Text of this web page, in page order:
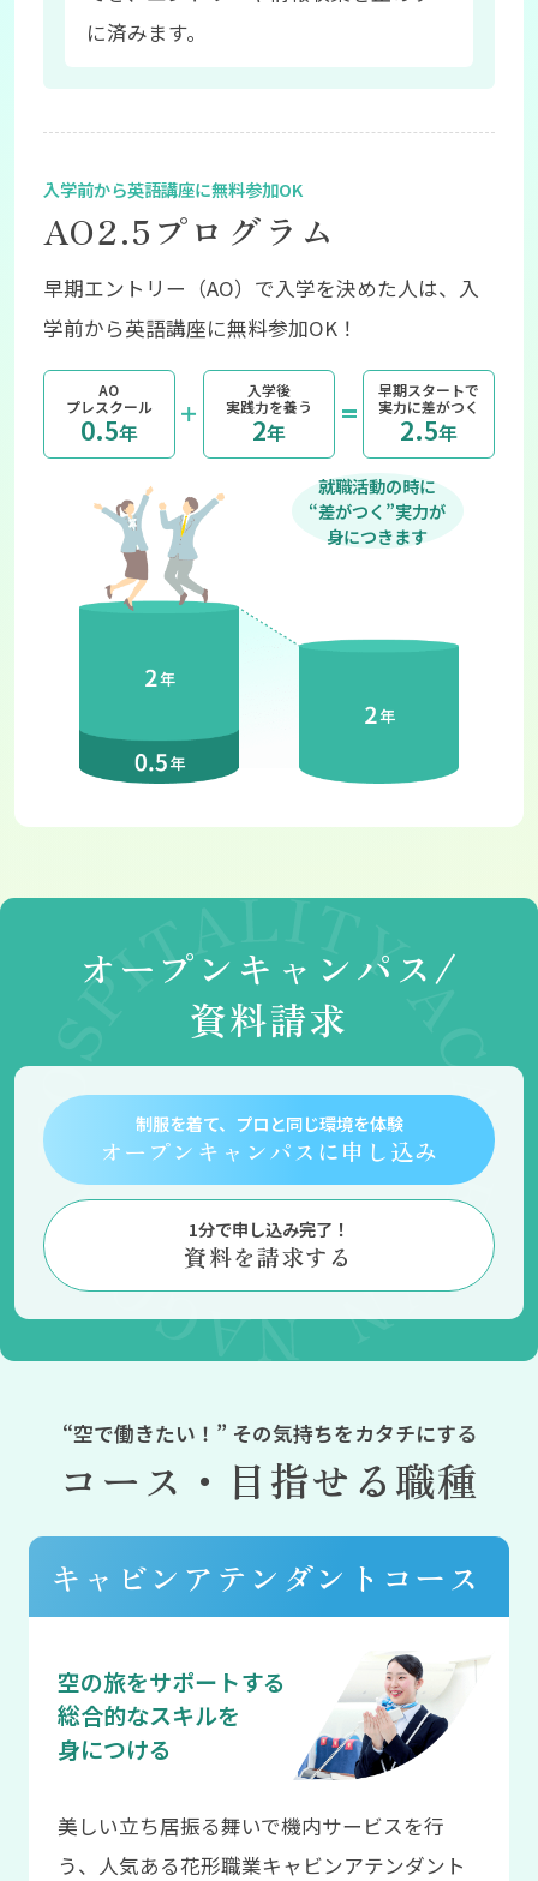
に済みます。
AO2.5プログラム
早期エントリー（AO）で入学を決めた人は、入
学前から英語講座に無料参加OK！
AO
プレスクール
0.5年 プラス
入学後
実践力を養う
2年 イコール
早期スタートで
実力に差がつく
2.5年
就職活動の時に
“差がつく”実力が
身につきます
オープンキャンパス/
資料請求
制服を着て、プロと同じ環境を体験
オープンキャンパスに申し込み
1分で申し込み完了！
資料を請求する
コース・目指せる職種
キャビンアテンダントコース
空の旅をサポートする
総合的なスキルを
身につける
美しい立ち居振る舞いで機内サービスを行
う、人気ある花形職業キャビンアテンダント